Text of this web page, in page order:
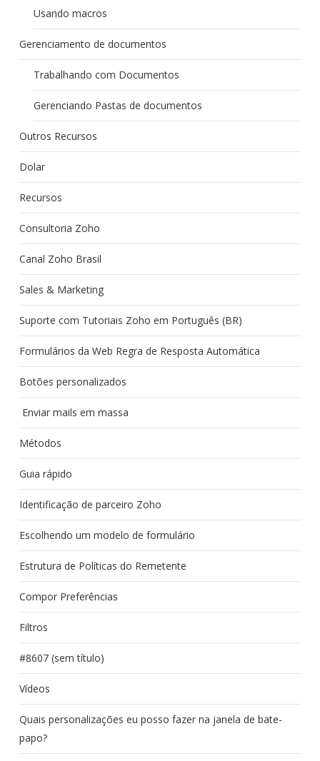
Usando macros
Gerenciamento de documentos
Trabalhando com Documentos
Gerenciando Pastas de documentos
Outros Recursos
Dolar
Recursos
Consultoria Zoho
Canal Zoho Brasil
Sales & Marketing
Suporte com Tutoriais Zoho em Português (BR)
Formulários da Web Regra de Resposta Automática
Botões personalizados
Enviar mails em massa
Métodos
Guia rápido
Identificação de parceiro Zoho
Escolhendo um modelo de formulário
Estrutura de Políticas do Remetente
Compor Preferências
Filtros
#8607 (sem título)
Vídeos
Quais personalizações eu posso fazer na janela de bate-
papo?